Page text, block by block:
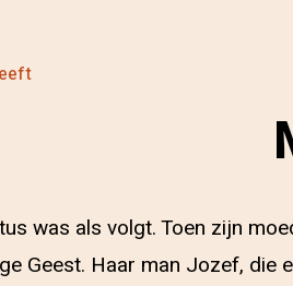
was als volgt. Toen zijn
Geest. Haar man Jozef, die